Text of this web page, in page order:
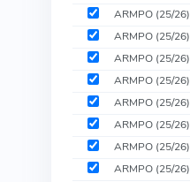
ARMPO (25/26)
ARMPO (25/26)
ARMPO (25/26)
ARMPO (25/26)
ARMPO (25/26)
ARMPO (25/26)
ARMPO (25/26)
ARMPO (25/26)